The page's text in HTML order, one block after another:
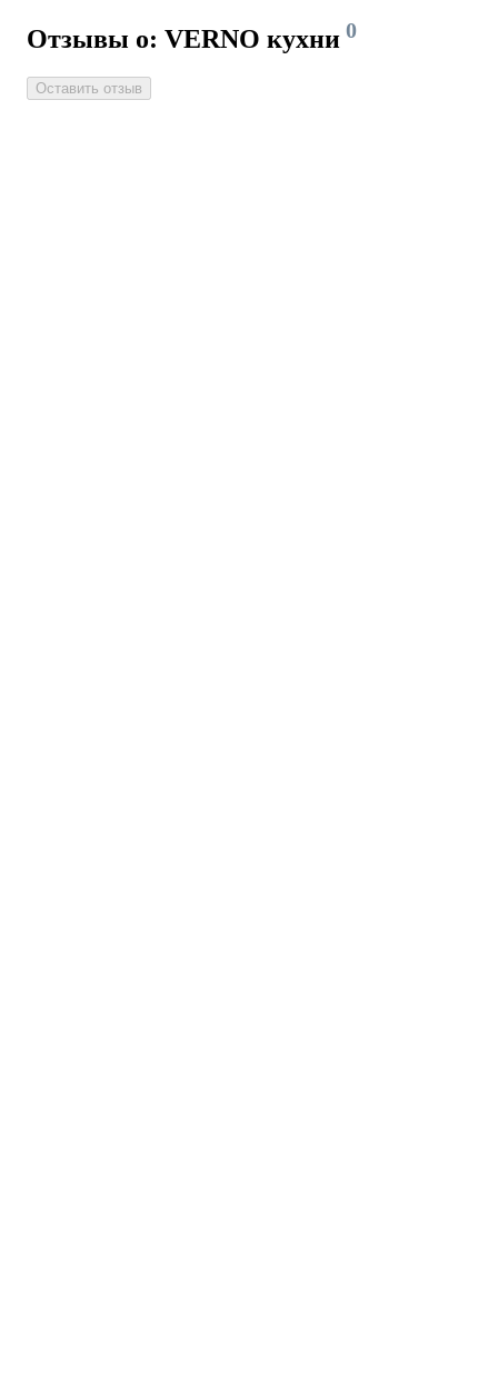
Отзывы о: VERNO кухни 0
Оставить отзыв